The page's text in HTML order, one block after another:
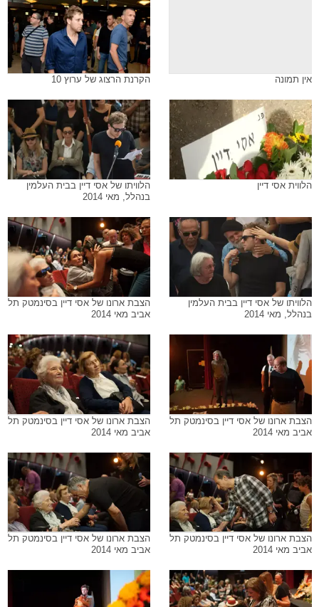
אין תמונה הקרנת הרצוג של ערוץ 10
הלווית אסי דיין
הלוויתו של אסי דיין בבית העלמין
בנהלל, מאי 2014
הלוויתו של אסי דיין בבית העלמין
בנהלל, מאי 2014
הצבת ארונו של אסי דיין בסינמטק תל
אביב מאי 2014
הצבת ארונו של אסי דיין בסינמטק תל
אביב מאי 2014
הצבת ארונו של אסי דיין בסינמטק תל
אביב מאי 2014
הצבת ארונו של אסי דיין בסינמטק תל
אביב מאי 2014
הצבת ארונו של אסי דיין בסינמטק תל
אביב מאי 2014